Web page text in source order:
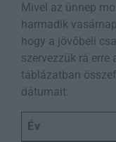
Mivel az ünnep
harmadik
hogy a jövőbeli
szervezzük rá
táblázatban
dátumait:
Év